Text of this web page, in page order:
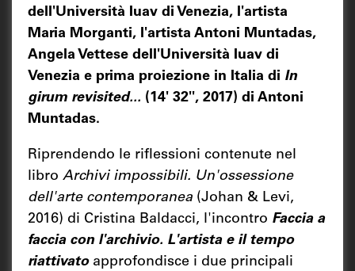
dell'Università Iuav di Venezia, l'artista
Maria Morganti, l'artista Antoni Muntadas,
Angela Vettese dell'Università Iuav di
Venezia e prima proiezione in Italia di In
girum revisited... (14' 32'', 2017) di Antoni
Muntadas.
Riprendendo le riflessioni contenute nel
libro Archivi impossibili. Un'ossessione
dell'arte contemporanea (Johan & Levi,
2016) di Cristina Baldacci, l'incontro Faccia a
faccia con l'archivio. L'artista e il tempo
riattivatoapprofondisce i due principali